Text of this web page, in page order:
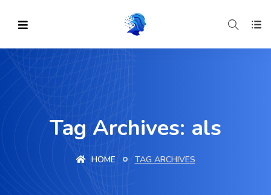
Tag Archives: als
HOME TAG ARCHIVES